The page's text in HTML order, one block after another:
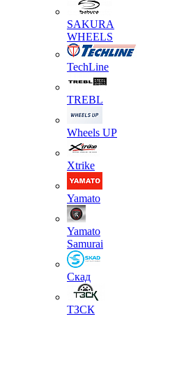
SAKURA
WHEELS
TechLine
TREBL
Wheels UP
Xtrike
Yamato
Yamato
Samurai
Скад
ТЗСК